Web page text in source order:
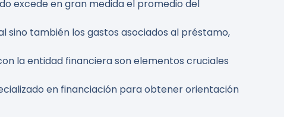
excede en gran medida el promedio del
sino también los gastos asociados al préstamo,
la entidad financiera son elementos cruciales
en financiación para obtener orientación